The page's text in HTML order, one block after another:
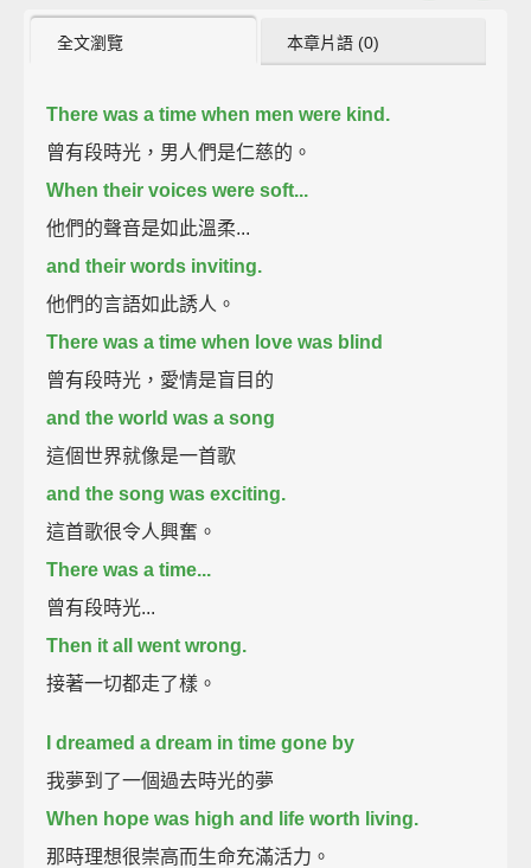
全文瀏覽 本章片語 (0)
There was a time when men were kind.
曾有段時光，男人們是仁慈的。
When their voices were soft...
他們的聲音是如此溫柔...
and their words inviting.
他們的言語如此誘人。
There was a time when love was blind
曾有段時光，愛情是盲目的
and the world was a song
這個世界就像是一首歌
and the song was exciting.
這首歌很令人興奮。
There was a time...
曾有段時光...
Then it all went wrong.
接著一切都走了樣。
I dreamed a dream in time gone by
我夢到了一個過去時光的夢
When hope was high and life worth living.
那時理想很崇高而生命充滿活力。